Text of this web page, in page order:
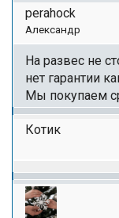
perahock
Александр
На развес не
нет гарантии
Мы покупаем
Котик